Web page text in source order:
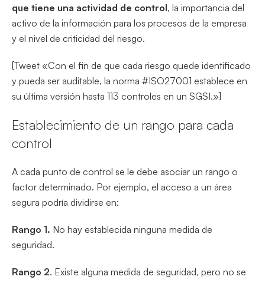
que tiene una actividad de control, la importancia del
activo de la información para los procesos de la empresa
y el nivel de criticidad del riesgo.
[Tweet «Con el fin de que cada riesgo quede identificado
y pueda ser auditable, la norma #ISO27001 establece en
su última versión hasta 113 controles en un SGSI.»]
Establecimiento de un rango para cada
control
A cada punto de control se le debe asociar un rango o
factor determinado. Por ejemplo, el acceso a un área
segura podría dividirse en:
Rango 1. No hay establecida ninguna medida de
seguridad.
Rango 2. Existe alguna medida de seguridad, pero no se